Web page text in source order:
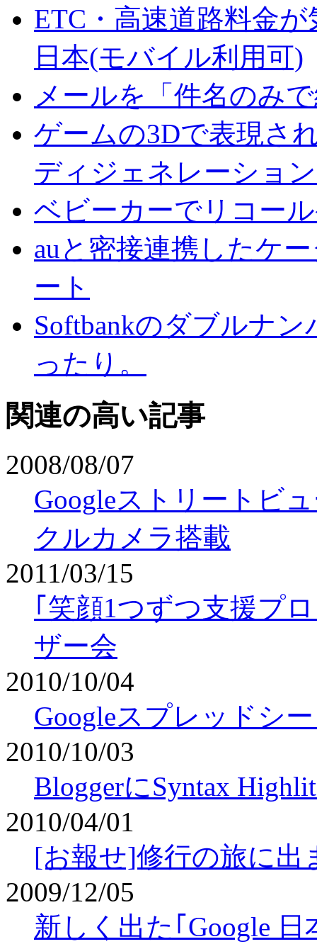
ETC・高速道路料金
日本(モバイル利用可)
メールを「件名のみ
ゲームの3Dで表現さ
ディジェネレーショ
ベビーカーでリコー
auと密接連携したケ
ート
Softbankのダブルナ
ったり。
関連の高い記事
2008/08/07
Googleストリートビ
クルカメラ搭載
2011/03/15
｢笑顔1つずつ支援プ
ザー会
2010/10/04
Googleスプレッドシ
2010/10/03
BloggerにSyntax
2010/04/01
[お報せ]修行の旅に出
2009/12/05
新しく出た｢Google